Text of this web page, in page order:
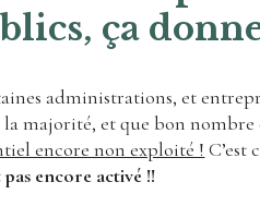
ça
administrations, et
la majorité, et que bon
encore non exploité ! C’est
encore activé !!